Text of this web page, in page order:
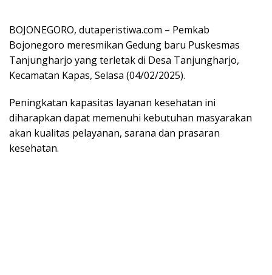
BOJONEGORO, dutaperistiwa.com – Pemkab
Bojonegoro meresmikan Gedung baru Puskesmas
Tanjungharjo yang terletak di Desa Tanjungharjo,
Kecamatan Kapas, Selasa (04/02/2025).
Peningkatan kapasitas layanan kesehatan ini
diharapkan dapat memenuhi kebutuhan masyarakan
akan kualitas pelayanan, sarana dan prasaran
kesehatan.